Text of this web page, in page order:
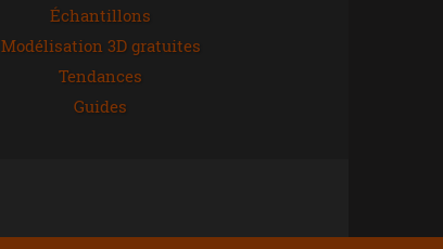
Échantillons
Modélisation 3D gratuites
Tendances
Guides